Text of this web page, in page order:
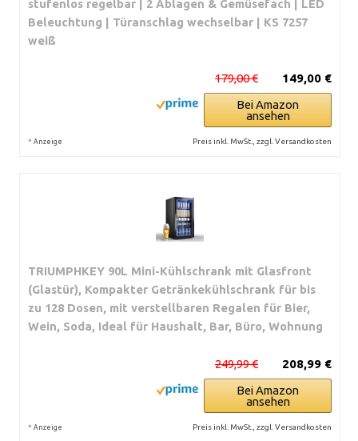
stufenlos regelbar | 2 Ablagen & Gemüsefach | LED
Beleuchtung | Türanschlag wechselbar | KS 7257
weiß
149,00 €
179,00 €
Bei Amazon
ansehen
* Anzeige Preis inkl. MwSt., zzgl. Versandkosten
TRIUMPHKEY 90L Mini-Kühlschrank mit Glasfront
(Glastür), Kompakter Getränkekühlschrank für bis
zu 128 Dosen, mit verstellbaren Regalen für Bier,
Wein, Soda, Ideal für Haushalt, Bar, Büro, Wohnung
208,99 €
249,99 €
Bei Amazon
ansehen
* Anzeige Preis inkl. MwSt., zzgl. Versandkosten